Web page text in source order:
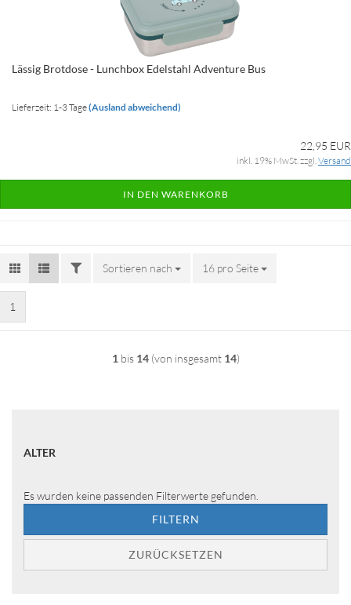
Lässig Brotdose - Lunchbox Edelstahl Adventure Bus
Lieferzeit: 1-3 Tage(Ausland abweichend)
22,95 EUR
inkl. 19% MwSt. zzgl. Versand
IN DEN WARENKORB
FILTERSortieren nach
Sortieren nach 16 pro Seite
pro Seite
1
1 bis 14(von insgesamt 14)
ALTER
ALTER
Es wurden keine passenden Filterwerte gefunden.
FILTERN
ZURÜCKSETZEN